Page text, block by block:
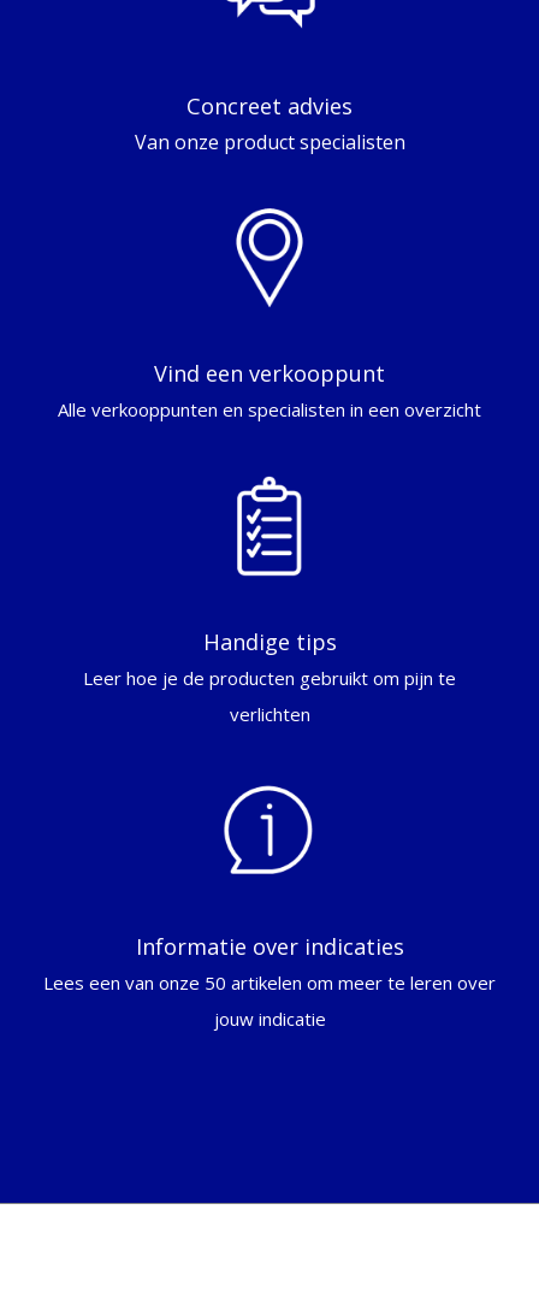
Concreet advies
Van onze product specialisten
Vind een verkooppunt
Alle verkooppunten en specialisten in een overzicht
Handige tips
Leer hoe je de producten gebruikt om pijn te
verlichten
Informatie over indicaties
Lees een van onze 50 artikelen om meer te leren over
jouw indicatie